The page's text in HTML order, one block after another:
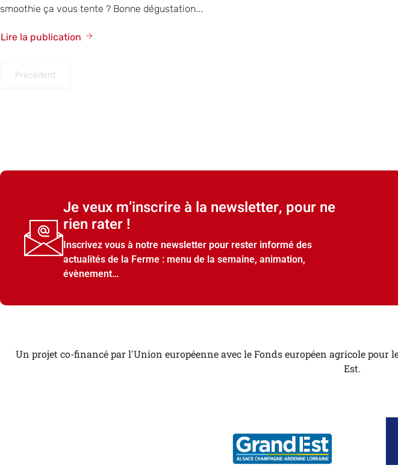
smoothie ça vous tente ? Bonne dégustation...
Lire la publication
Précédent
Je veux m’inscrire à la newsletter, pour ne
rien rater !
Inscrivez vous à notre newsletter pour rester informé des
actualités de la Ferme : menu de la semaine, animation,
évènement…
Un projet co-financé par l'Union européenne avec le Fonds européen agricole
Est.